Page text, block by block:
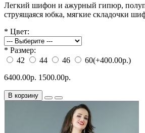
Легкий шифон и ажурный гипюр,
струящаяся юбка, мягкие складочки
* Цвет:
* Размер:
42
44 46 60(+400.00р.)
6400.00р. 1500.00р.
В корзину